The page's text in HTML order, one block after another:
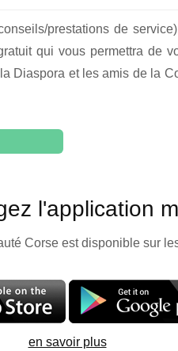
prestations de
qui vous permettra de
Diaspora et les amis de la
l'application
Corse est disponible sur
en savoir plus